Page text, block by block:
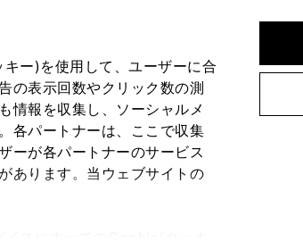
ー)を使用して、ユーザーに合
の表示回数やクリック数の測
情報を収集し、ソーシャルメ
各パートナーは、ここで収集
ーが各パートナーのサービス
あります。当ウェブサイトの